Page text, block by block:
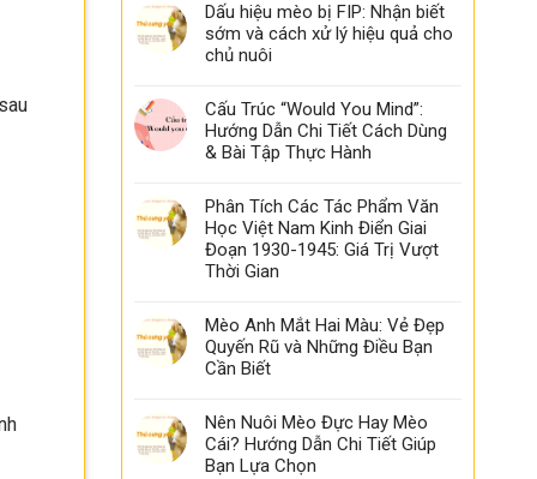
Dấu hiệu mèo bị FIP: Nhận biết
sớm và cách xử lý hiệu quả cho
chủ nuôi
Cấu Trúc “Would You Mind”:
Hướng Dẫn Chi Tiết Cách Dùng
& Bài Tập Thực Hành
Phân Tích Các Tác Phẩm Văn
Học Việt Nam Kinh Điển Giai
Đoạn 1930-1945: Giá Trị Vượt
Thời Gian
Mèo Anh Mắt Hai Màu: Vẻ Đẹp
Quyến Rũ và Những Điều Bạn
Cần Biết
Nên Nuôi Mèo Đực Hay Mèo
Cái? Hướng Dẫn Chi Tiết Giúp
Bạn Lựa Chọn